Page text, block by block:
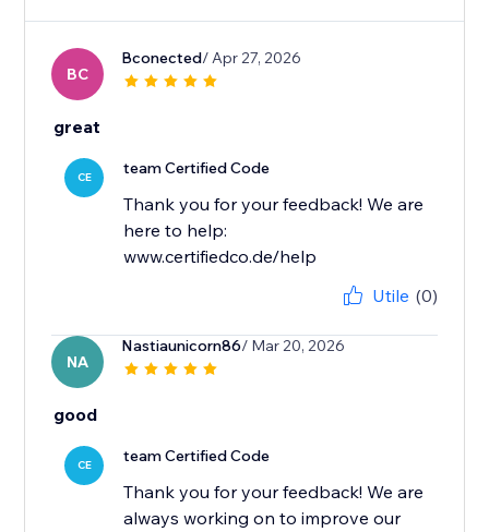
BC
Bconected/ Apr 27, 2026
great
CE team Certified Code
Thank you for your feedback! We are
here to help:
www.certifiedco.de/help
Utile (0)
NA
Nastiaunicorn86/ Mar 20, 2026
good
CE team Certified Code
Thank you for your feedback! We are
always working on to improve our